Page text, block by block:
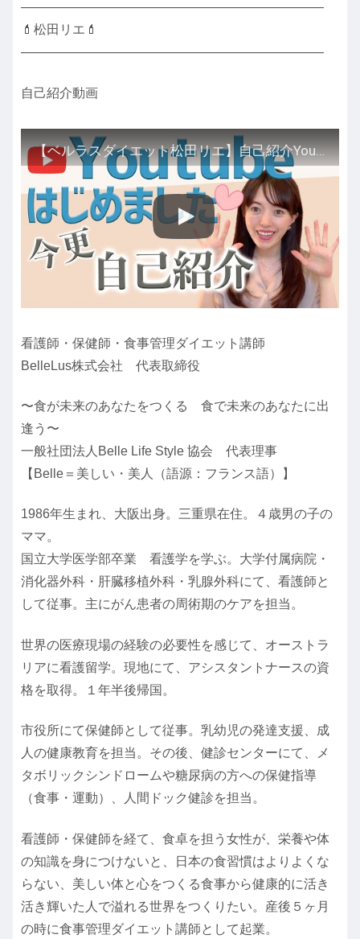
———————————————————————–
💄松田リエ💄
———————————————————————–
自己紹介動画
【ベルラスダイエット松田リエ】自己紹介Youtubeチャンネルはじめました♡
看護師・保健師・食事管理ダイエット講師
BelleLus株式会社 代表取締役
〜食が未来のあなたをつくる 食で未来のあなたに出
逢う〜
一般社団法人Belle Life Style 協会 代表理事
【Belle＝美しい・美人（語源：フランス語）】
1986年生まれ、大阪出身。三重県在住。４歳男の子の
ママ。
国立大学医学部卒業 看護学を学ぶ。大学付属病院・
消化器外科・肝臓移植外科・乳腺外科にて、看護師と
して従事。主にがん患者の周術期のケアを担当。
世界の医療現場の経験の必要性を感じて、オーストラ
リアに看護留学。現地にて、アシスタントナースの資
格を取得。１年半後帰国。
市役所にて保健師として従事。乳幼児の発達支援、成
人の健康教育を担当。その後、健診センターにて、メ
タボリックシンドロームや糖尿病の方への保健指導
（食事・運動）、人間ドック健診を担当。
看護師・保健師を経て、食卓を担う女性が、栄養や体
の知識を身につけないと、日本の食習慣はよりよくな
らない、美しい体と心をつくる食事から健康的に活き
活き輝いた人で溢れる世界をつくりたい。産後５ヶ月
の時に食事管理ダイエット講師として起業。